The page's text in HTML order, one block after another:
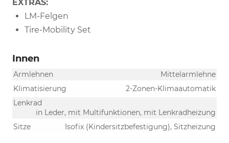
EXTRAS:
LM-Felgen
Tire-Mobility Set
Innen
Armlehnen
Mittelarmlehne
Klimatisierung
2-Zonen-Klimaautomatik
Lenkrad
in Leder, mit Multifunktionen, mit Lenkradheizung
Sitze
Isofix (Kindersitzbefestigung), Sitzheizung